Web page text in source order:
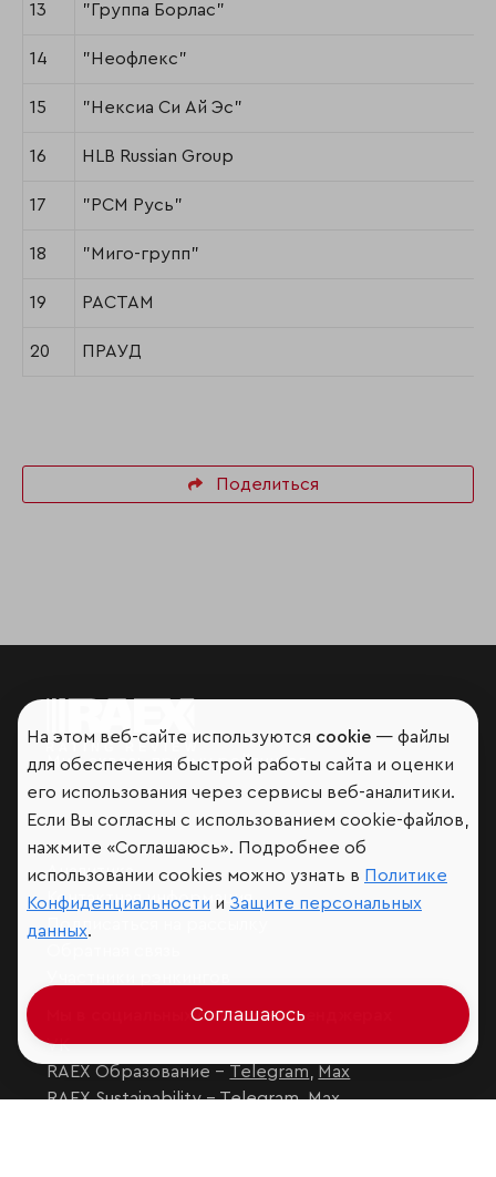
13 "Группа Борлас"
14 "Неофлекс"
15 "Нексиа Си Ай Эс"
16 HLB Russian Group
17 "РСМ Русь"
18 "Миго-групп"
19 РАСТАМ
20 ПРАУД
Поделиться
Мир сквозь призму рейтингов
Аналитика
Контактная информация
Подписаться на рассылку
Мы в социальных сетях и мессенджерах
VK
RAEX Образование – Telegram
Max
RAEX Sustainability –Telegram,Max
На этом веб-сайте используются cookie — файлы
для обеспечения быстрой работы сайта и оценки
его использования через сервисы веб-аналитики.
Если Вы согласны с использованием cookie-файлов,
нажмите «Соглашаюсь». Подробнее об
использовании cookies можно узнать в Политике
Конфиденциальности и Защите персональных
данных.
Соглашаюсь